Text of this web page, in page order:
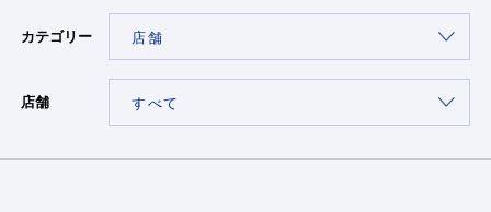
カテゴリー
店舗